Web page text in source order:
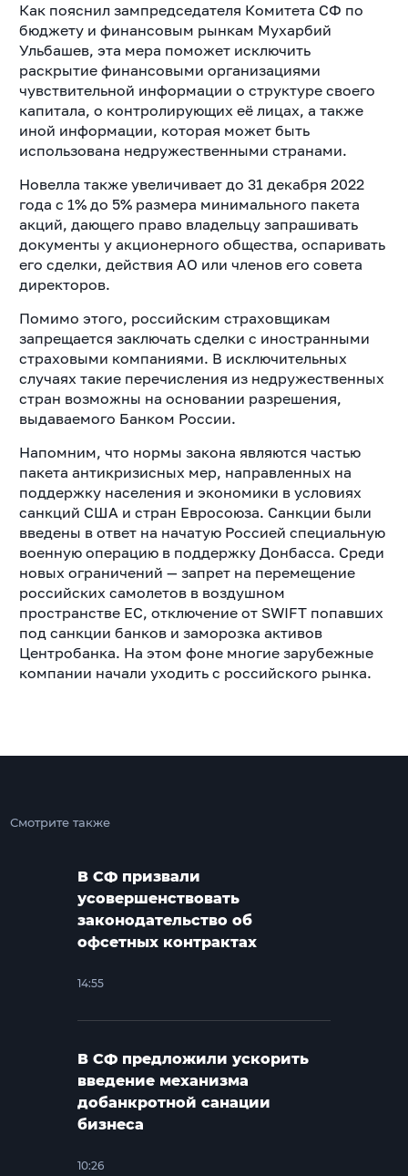
Как пояснил зампредседателя Комитета СФ по
бюджету и финансовым рынкам Мухарбий
Ульбашев, эта мера поможет исключить
раскрытие финансовыми организациями
чувствительной информации о структуре своего
капитала, о контролирующих её лицах, а также
иной информации, которая может быть
использована недружественными странами.
Новелла также увеличивает до 31 декабря 2022
года с 1% до 5% размера минимального пакета
акций, дающего право владельцу запрашивать
документы у акционерного общества, оспаривать
его сделки, действия АО или членов его совета
директоров.
Помимо этого, российским страховщикам
запрещается заключать сделки с иностранными
страховыми компаниями. В исключительных
случаях такие перечисления из недружественных
стран возможны на основании разрешения,
выдаваемого Банком России.
Напомним, что нормы закона являются частью
пакета антикризисных мер, направленных на
поддержку населения и экономики в условиях
санкций США и стран Евросоюза. Санкции были
введены в ответ на начатую Россией специальную
военную операцию в поддержку Донбасса. Среди
новых ограничений — запрет на перемещение
российских самолетов в воздушном
пространстве ЕС, отключение от SWIFT попавших
под санкции банков и заморозка активов
Центробанка. На этом фоне многие зарубежные
компании начали уходить с российского рынка.
Смотрите также
В СФ призвали
усовершенствовать
законодательство об
офсетных контрактах
14:55
В СФ предложили ускорить
введение механизма
добанкротной санации
бизнеса
10:26